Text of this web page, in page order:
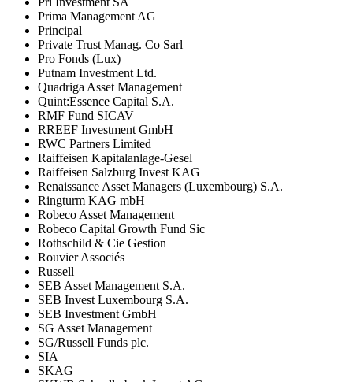
Prima Management AG
Principal
Private Trust Manag. Co Sarl
Pro Fonds (Lux)
Putnam Investment Ltd.
Quadriga Asset Management
Quint:Essence Capital S.A.
RMF Fund SICAV
RREEF Investment GmbH
RWC Partners Limited
Raiffeisen Kapitalanlage-Gesel
Raiffeisen Salzburg Invest KAG
Renaissance Asset Managers (Luxembourg) S.A.
Ringturm KAG mbH
Robeco Asset Management
Robeco Capital Growth Fund Sic
Rothschild & Cie Gestion
Rouvier Associés
Russell
SEB Asset Management S.A.
SEB Invest Luxembourg S.A.
SEB Investment GmbH
SG Asset Management
SG/Russell Funds plc.
SIA
SKAG